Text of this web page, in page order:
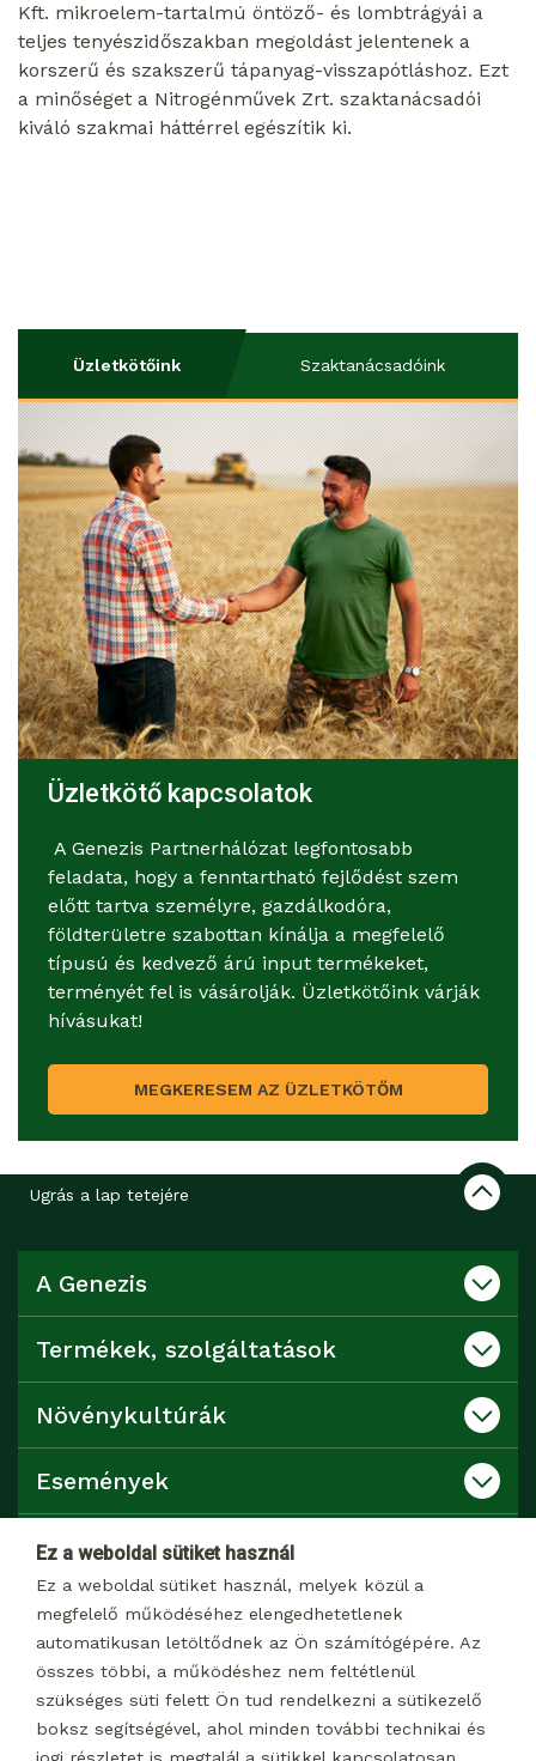
Ez a weboldal sütiket használ
Ez a weboldal sütiket használ, melyek közül a
megfelelő működéséhez elengedhetetlenek
automatikusan letöltődnek az Ön számítógépére. Az
összes többi, a működéshez nem feltétlenül
szükséges süti felett Ön tud rendelkezni a sütikezelő
boksz segítségével, ahol minden további technikai és
Kft. mikroelem-tartalmú öntöző- és lombtrágyái a
teljes tenyészidőszakban megoldást jelentenek a
korszerű és szakszerű tápanyag-visszapótláshoz. Ezt
a minőséget a Nitrogénművek Zrt. szaktanácsadói
kiváló szakmai háttérrel egészítik ki.
Üzletkötőink Szaktanácsadóink
Üzletkötő kapcsolatok
A Genezis Partnerhálózat legfontosabb
feladata, hogy a fenntartható fejlődést szem
előtt tartva személyre, gazdálkodóra,
földterületre szabottan kínálja a megfelelő
típusú és kedvező árú input termékeket,
terményét fel is vásárolják. Üzletkötőink várják
hívásukat!
MEGKERESEM AZ ÜZLETKÖTŐM
Ugrás a lap tetejére
A Genezis
Termékek, szolgáltatások
Növénykultúrák
Események
Katalógusok
Kapcsolat
Dokumentumtár